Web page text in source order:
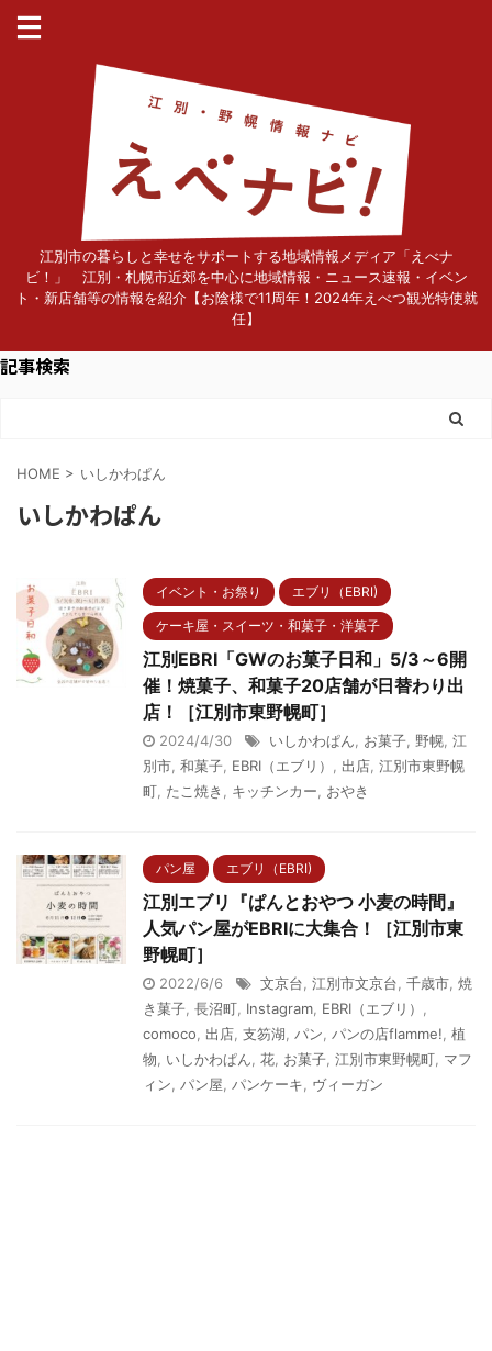
江別市の暮らしと幸せをサポートする地域情報メディア「えべナ
ビ！」 江別・札幌市近郊を中心に地域情報・ニュース速報・イベン
ト・新店舗等の情報を紹介【お陰様で11周年！2024年えべつ観光特使就
任】
記事検索
HOME > いしかわぱん
いしかわぱん
イベント・お祭り エブリ（EBRI)
ケーキ屋・スイーツ・和菓子・洋菓子
江別EBRI「GWのお菓子日和」5/3～6開
催！焼菓子、和菓子20店舗が日替わり出
店！［江別市東野幌町］
2024/4/30 いしかわぱん, お菓子, 野幌, 江
別市, 和菓子, EBRI（エブリ） , 出店, 江別市東野幌
町, たこ焼き , キッチンカー, おやき
パン屋 エブリ（EBRI)
江別エブリ『ぱんとおやつ 小麦の時間』
人気パン屋がEBRIに大集合！［江別市東
野幌町］
2022/6/6 文京台, 江別市文京台, 千歳市, 焼
き菓子, 長沼町, Instagram, EBRI（エブリ） ,
comoco, 出店, 支笏湖, パン, パンの店flamme!, 植
物, いしかわぱん, 花, お菓子, 江別市東野幌町, マフ
ィン, パン屋, パンケーキ, ヴィーガン